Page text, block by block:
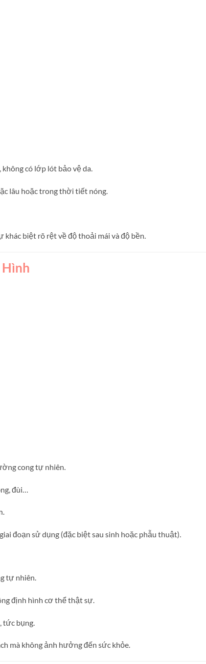
không có lớp lót bảo vệ da.
lâu hoặc trong thời tiết nóng.
khác biệt rõ rệt về độ thoải mái và độ bền.
cong tự nhiên.
đùi…
đoạn sử dụng (đặc biệt sau sinh hoặc phẫu thuật).
tự nhiên.
định hình cơ thể thật sự.
tức bụng.
mà không ảnh hưởng đến sức khỏe.